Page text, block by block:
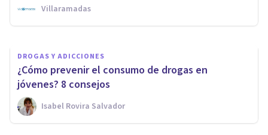
Villaramadas
Melina N. Gancedo
DROGAS Y ADICCIONES
¿Cómo prevenir el consumo de drogas en
jóvenes? 8 consejos
Isabel Rovira Salvador